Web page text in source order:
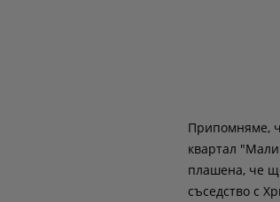
Припомняме,
квартал
плашена, че
съседство с